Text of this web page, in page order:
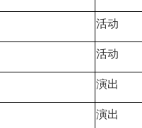
活动
活动
演出
演出